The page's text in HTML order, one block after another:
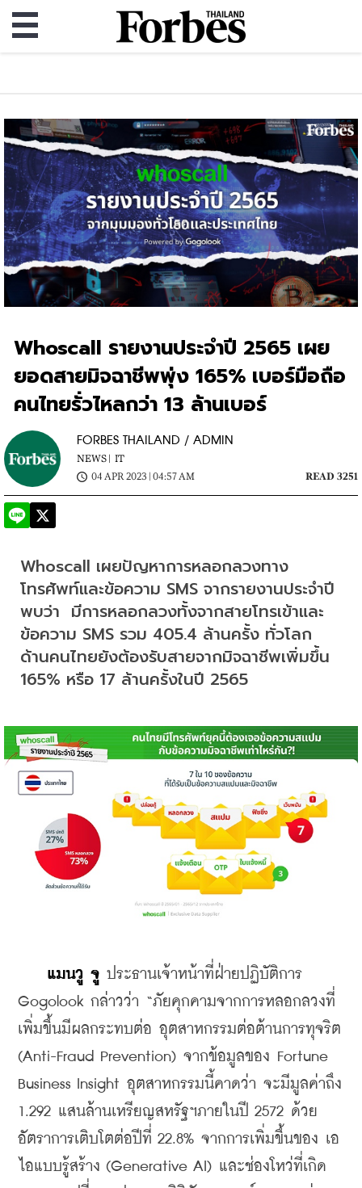
Whoscall รายงานประจำปี 2565 เผย
ยอดสายมิจฉาชีพพุ่ง 165% เบอร์มือถือ
คนไทยรั่วไหลกว่า 13 ล้านเบอร์
FORBES THAILAND / ADMIN
NEWS |
IT
04 APR 2023 | 04:57 AM
READ 3251
Whoscall เผยปัญหาการหลอกลวงทาง
โทรศัพท์และข้อความ SMS จากรายงานประจำปี
พบว่า  มีการหลอกลวงทั้งจากสายโทรเข้าและ
ข้อความ SMS รวม 405.4 ล้านครั้ง ทั่วโลก
ด้านคนไทยยังต้องรับสายจากมิจฉาชีพเพิ่มขึ้น
165% หรือ 17 ล้านครั้งในปี 2565
แมนวู จู ประธานเจ้าหน้าที่ฝ่ายปฏิบัติการ
Gogolook กล่าวว่า “ภัยคุกคามจากการหลอกลวงที่
เพิ่มขึ้นมีผลกระทบต่อ อุตสาหกรรมต่อต้านการทุจริต
(Anti-Fraud Prevention) จากข้อมูลของ Fortune
Business Insight อุตสาหกรรมนี้คาดว่า จะมีมูลค่าถึง
1.292 แสนล้านเหรียญสหรัฐฯภายในปี 2572 ด้วย
อัตราการเติบโตต่อปีที่ 22.8% จากการเพิ่มขึ้นของ เอ
ไอแบบรู้สร้าง (Generative AI) และช่องโหว่ที่เกิด